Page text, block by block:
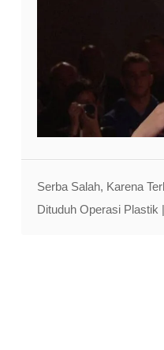
Serba Salah, Karena
Dituduh Operasi Plastik